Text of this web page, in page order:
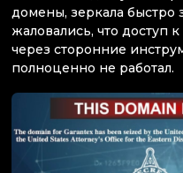
домены, зеркала быстро
жаловались, что доступ
через сторонние
полноценно не работал.